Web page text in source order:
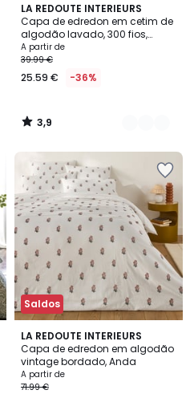
LA REDOUTE INTERIEURS
Capa de edredon em cetim de
algodão lavado, 300 fios,
Victor uni
A partir de
39.99 €
25.59 € -36%
3,9
/ 5
10
Cores
3,9
/
Saldos
LA REDOUTE INTERIEURS
Capa de edredon em algodão
vintage bordado, Anda
A partir de
71.99 €